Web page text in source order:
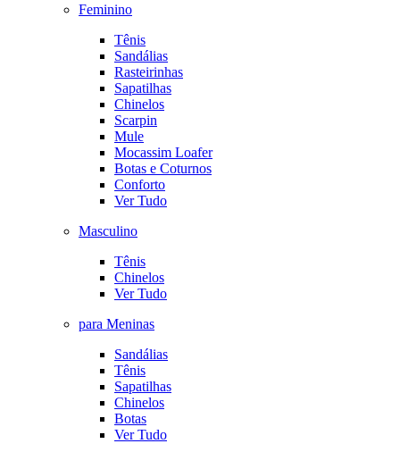
Feminino
Tênis
Sandálias
Rasteirinhas
Sapatilhas
Chinelos
Scarpin
Mule
Mocassim Loafer
Botas e Coturnos
Conforto
Ver Tudo
Masculino
Tênis
Chinelos
Ver Tudo
para Meninas
Sandálias
Tênis
Sapatilhas
Chinelos
Botas
Ver Tudo